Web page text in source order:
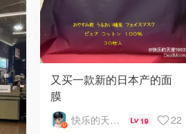
又买一款新的日本产的面
膜
快乐的天使1963 19 22